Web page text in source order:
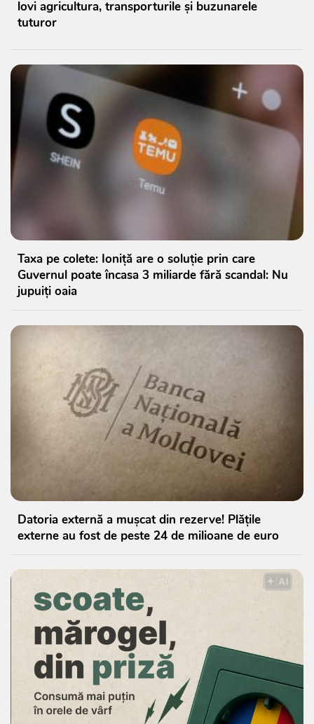
lovi agricultura, transporturile și buzunarele
tuturor
Taxa pe colete: Ioniță are o soluție prin care
Guvernul poate încasa 3 miliarde fără scandal: Nu
jupuiți oaia
Datoria externă a mușcat din rezerve! Plățile
externe au fost de peste 24 de milioane de euro